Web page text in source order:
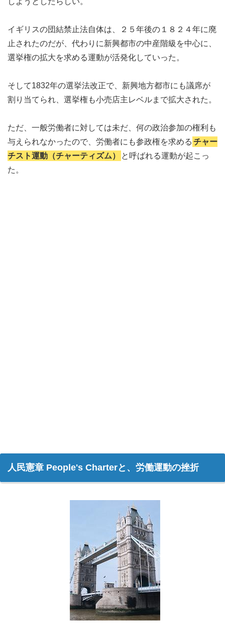
イギリスの団結禁止法自体は、２５年後の１８２４年に廃
止されたのだが、代わりに新興都市の中産階級を中心に、
選挙権の拡大を求める運動が活発化していった。
そして1832年の選挙法改正で、新興地方都市にも議席が
割り当てられ、選挙権も小売店主レベルまで拡大された。
ただ、一般労働者に対しては未だ、何の政治参加の権利も
与えられなかったので、労働者にも参政権を求める チャー
チスト運動（チャーティズム）
と呼ばれる運動が起こっ
た。
人民憲章 People's Charterと、労働運動の挫折